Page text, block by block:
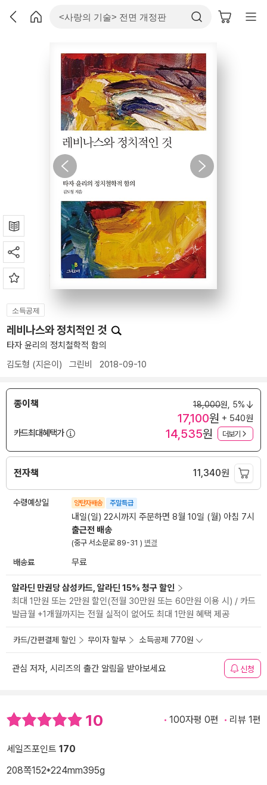
소득공제
레비나스와 정치적인 것
타자 윤리의 정치철학적 함의
김도형 (지은이) 그린비 2018-09-10
종이책 18,000원, 5%
17,100원 + 540원
카드최대혜택가
14,535원 더보기
전자책 11,340원
수령예상일 양탄자배송 주말특급
내일(일) 22시까지 주문하면 8월 10일 (월) 아침 7시
출근전 배송
(중구 서소문로 89-31 ) 변경
배송료 무료
알라딘 만권당 삼성카드, 알라딘 15% 청구 할인
최대 1만원 또는 2만원 할인(전월 30만원 또는 60만원 이용 시) / 카드
발급월 +1개월까지는 전월 실적이 없어도 최대 1만원 혜택 제공
카드/간편결제 할인 무이자 할부 소득공제 770원
관심 저자, 시리즈의 출간 알림을 받아보세요 신청
10 100자평 0편 리뷰 1편
세일즈포인트 170
208쪽152*224mm395g